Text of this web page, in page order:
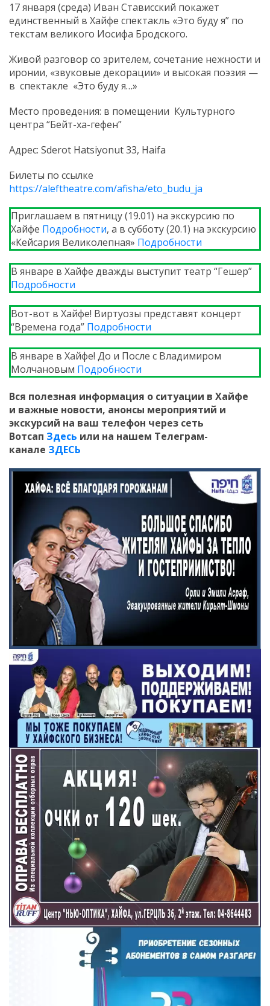
17 января (среда) Иван Стависский покажет
единственный в Хайфе спектакль «Это буду я” по
текстам великого Иосифа Бродского.
Живой разговор со зрителем, сочетание нежности и
иронии, «звуковые декорации» и высокая поэзия —
в спектакле «Это буду я…»
Место проведения: в помещении Культурного
центра “Бейт-ха-гефен”
Адрес: Sderot Hatsiyonut 33, Haifa
Билеты по ссылке
https://aleftheatre.com/afisha/eto_budu_ja
Приглашаем в пятницу (19.01) на экскурсию по
Хайфе Подробности, а в субботу (20.1) на экскурсию
«Кейсария Великолепная» Подробности
В январе в Хайфе дважды выступит театр “Гешер”
Подробности
Вот-вот в Хайфе! Виртуозы представят концерт
“Времена года” Подробности
В январе в Хайфе! До и После с Владимиром
Молчановым Подробности
Вся полезная информация о ситуации в Хайфе
и важные новости, анонсы мероприятий и
экскурсий на ваш телефон через сеть
Вотсап Здесь или на нашем Телеграм-
канале ЗДЕСЬ